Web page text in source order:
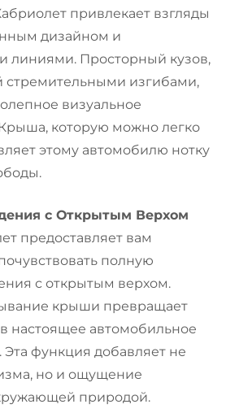
привлекает взгляды
дизайном и
линиями. Просторный кузов,
стремительными изгибами,
визуальное
которую можно легко
этому автомобилю нотку
с Открытым Верхом
предоставляет вам
полную
с открытым верхом.
крыши превращает
настоящее автомобильное
функция добавляет не
но и ощущение
природой.